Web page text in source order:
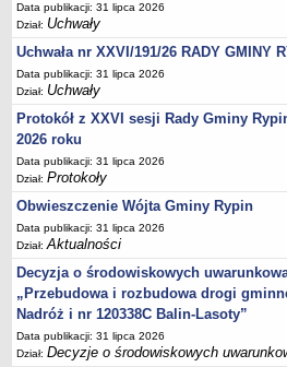
Statut
Strategia rozwoju
Uchwały
Projekty uchwał
Protokoły
Imienne wykazy głosowań radnych
Postać dokumentów
Akty Prawne, Dzienniki Ustaw,
Prawo miejscowe
Zarządzenia
Studium uwarunkowań i kierunków
przestrzennego
Dane przestrzenne - MPZP
Data publikacji: 31 lipca 2026
Dział: Uchwały
Uchwała nr XXVI/191/26 RADY GMINY
Data publikacji: 31 lipca 2026
Dział: Uchwały
Protokół z XXVI sesji Rady Gminy
2026 roku
Data publikacji: 31 lipca 2026
Dział:Protokoły
Obwieszczenie Wójta Gminy Rypin
Data publikacji: 31 lipca 2026
Dział:Aktualności
Decyzja o środowiskowych
„Przebudowa i rozbudowa drogi
Nadróż i nr 120338C Balin-Lasoty”
Data publikacji: 31 lipca 2026
Dział:Decyzje o środowiskowych